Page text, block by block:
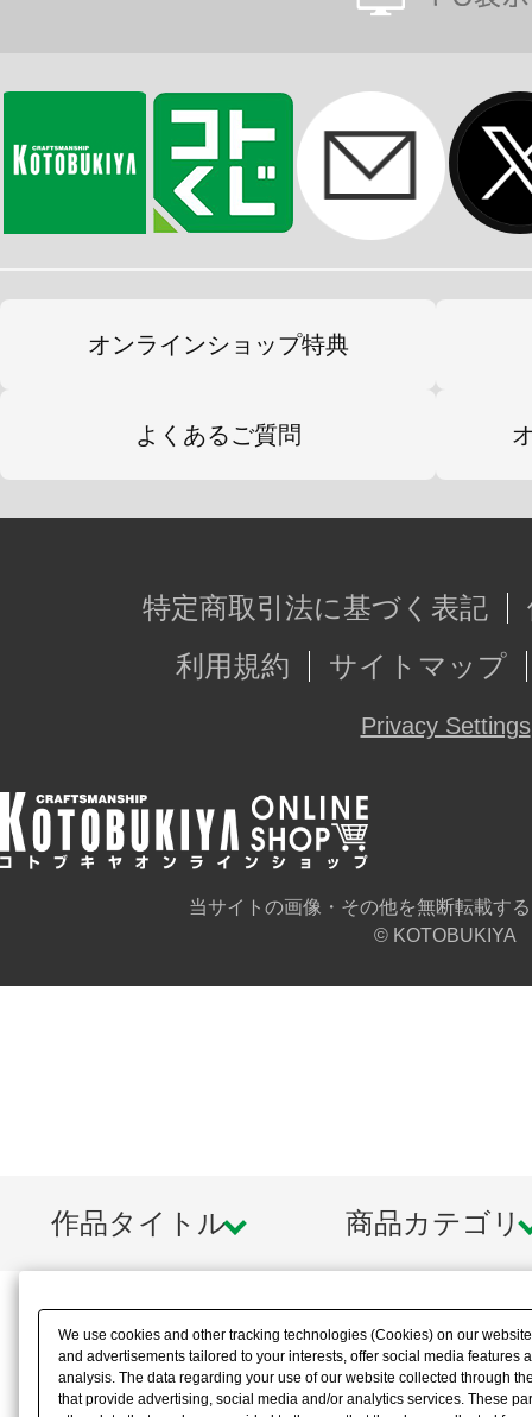
■大砲は中央部で折りたたむことが
グがとらせやすくなっています。ま
径穴に付属のマウントアームを取り
■本体は全高82mmの小サイズながら
部流用しているため広い可動範囲を
インとなっており様々なパーツを取
ントアームを取り付け可能です。
を取り付けることができます。
■腰部正面の増加装甲は取り外しが
サギアへの搭乗時などに は必要に
ポイントと組み合わせて小型シール
きます。
■頭部カメラは塗装済となります。
※装甲色はロード・インパルスの黒
ります。
■マウントアーム×1
■前腕用拡張ハードポイント×1
■3mmジョイント×1
■手首パーツ（握り、平手、武器持ち
■PVC製ヘキサグラム×1
オンラインショップ特典
よくあるご質問
特定商取引法に基づく表記
利用規約
サイトマップ
Privacy Settings
当サイトの画像・その他を無断転載す
© KOTOBUKIYA
作品タイトル 商品カテゴリ
We use cookies and other tracking technologies (Cookies) on our
and advertisements tailored to your interests, offer social media features
analysis. The data regarding your use of our website collected through
that provide advertising, social media and/or analytics services. These